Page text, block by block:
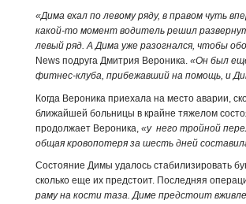
«Дима ехал по левому ряду, в правом чуть
какой-то момент водитель решил
левый ряд. А Дима уже разогнался, чтобы
News подруга Дмитрия Вероника. «Он был
фитнес-клуба, прибежавший на помощь, и
Когда Вероника приехала на место аварии,
ближайшей больницы в крайне тяжелом
продолжает Вероника, «у него тройной
общая кровопотеря за шесть дней
Состояние Димы удалось стабилизировать
сколько еще их предстоит. Последняя
раму на кости таза. Диме предстоит